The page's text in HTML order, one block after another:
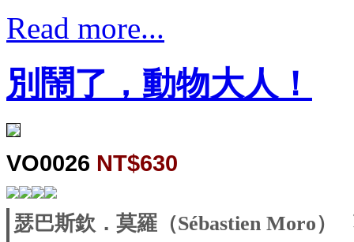
Read more...
別鬧了，動物大人！
VO0026 NT$630
瑟巴斯欽．莫羅（Sébastien Moro